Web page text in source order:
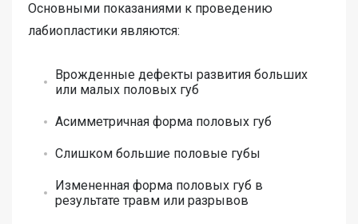
Основными показаниями к проведению
лабиопластики являются:
Врожденные дефекты развития больших
или малых половых губ
Асимметричная форма половых губ
Слишком большие половые губы
Измененная форма половых губ в
результате травм или разрывов